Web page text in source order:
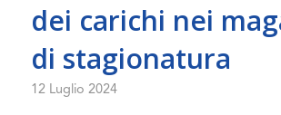
dei carichi nei
di stagionatura
12 Luglio 2024